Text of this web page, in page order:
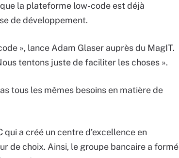
la plateforme low-code est déjà
de développement.
», lance Adam Glaser auprès du MagIT.
tentons juste de faciliter les choses ».
tous les mêmes besoins en matière de
a créé un centre d’excellence en
de choix. Ainsi, le groupe bancaire a formé